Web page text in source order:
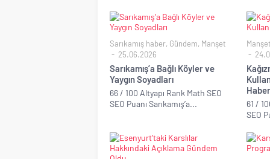
Sarıkamış haber, Gündem, Manşet
25.06.2026
Sarıkamış’a Bağlı Köyler ve
Yaygın Soyadları
66 / 100 Altyapı Rank Math SEO
SEO Puanı Sarıkamış’a...
Haber
61 /
SEO